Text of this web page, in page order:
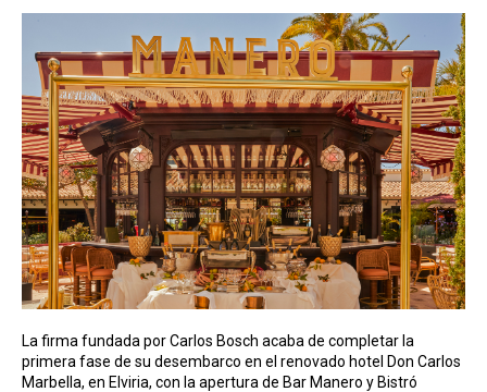
La firma fundada por Carlos Bosch acaba de completar la
primera fase de su desembarco en el renovado hotel Don Carlos
Marbella, en Elviria, con la apertura de Bar Manero y Bistró